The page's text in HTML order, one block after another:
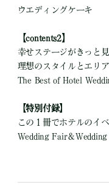
ウエディングケーキ
【contents2】
幸せステージがきっと見
理想のスタイルとエリ
The Best of Hotel
【特別付録】
この１冊でホテルのイ
Wedding Fair＆